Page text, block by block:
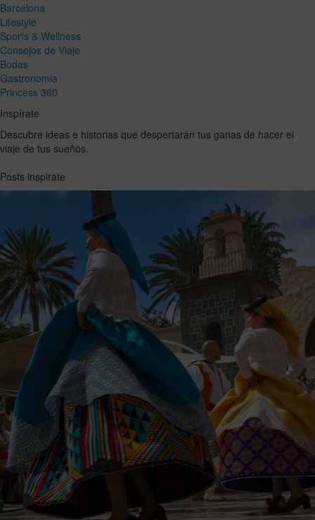
Barcelona
Lifestyle
Sports & Wellness
Consejos de Viaje
Bodas
Gastronomia
Princess 360
Inspírate
Descubre ideas e historias que despertarán tus ganas de hacer el
viaje de tus sueños.
Posts inspirate